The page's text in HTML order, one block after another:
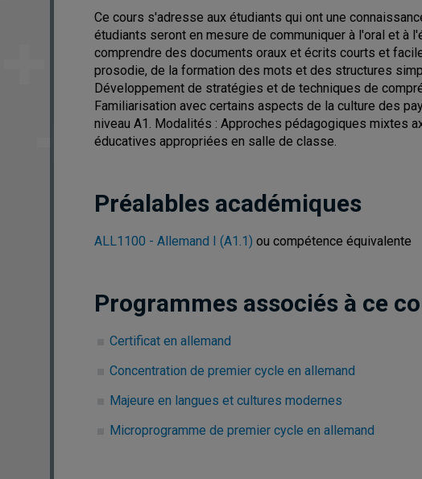
Ce cours s'adresse aux étudiants qui ont une
étudiants seront en mesure de communiquer à l'oral et
comprendre des documents oraux et écrits courts et
prosodie, de la formation des mots et des structures
Développement de stratégies et de techniques de
Familiarisation avec certains aspects de la culture des
niveau A1. Modalités : Approches pédagogiques mixtes
éducatives appropriées en salle de classe.
Préalables académiques
ALL1100 - Allemand I (A1.1) ou compétence équivalente
Programmes associés à ce
Certificat en allemand
Concentration de premier cycle en allemand
Majeure en langues et cultures modernes
Microprogramme de premier cycle en allemand